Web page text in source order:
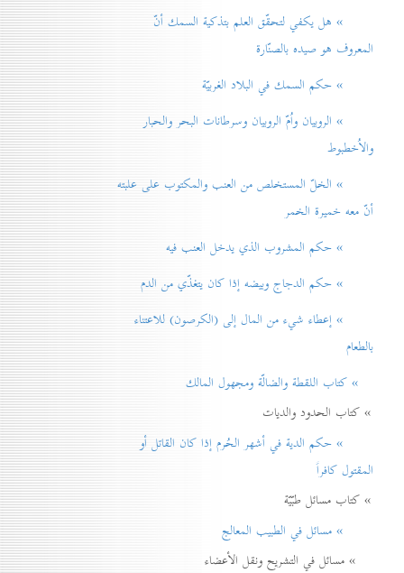
» هل يكفي لتحقّق العلم بتذكية السمك أنّ
المعروف هو صيده بالصنّارة
» حكم السمك في البلاد الغربيّة
» الروبيان واُمّ الروبيان وسرطانات البحر والحبار
والاُخطبوط
» الخلّ المستخلص من العنب والمكتوب على علبته
أنّ معه خميرة الخمر
» حكم المشروب الذي يدخل العنب فيه
» حكم الدجاج وبيضه إذا كان يتغذّي من الدم
» إعطاء شيء من المال إلی (الكرصون) للاعتناء
بالطعام
» كتاب اللقطة والضالّة ومجهول المالك
» كتاب الحدود والديات
» حكم الدية في أشهر الحُرم إذا كان القاتل أو
المقتول كافراً
» كتاب مسائل طبّيّة
» مسائل في الطبيب المعالج
» مسائل في التشريح ونقل الأعضاء